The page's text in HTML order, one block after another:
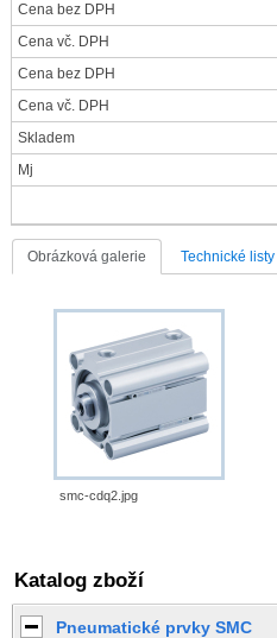
Cena bez DPH
Cena vč. DPH
Cena bez DPH
Cena vč. DPH
Skladem
Mj
Obrázková galerie Technické listy
smc-cdq2.jpg
Katalog zboží
Pneumatické prvky SMC